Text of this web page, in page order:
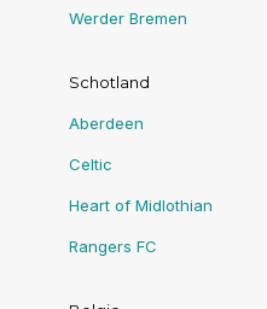
Werder Bremen
Schotland
Aberdeen
Celtic
Heart of Midlothian
Rangers FC